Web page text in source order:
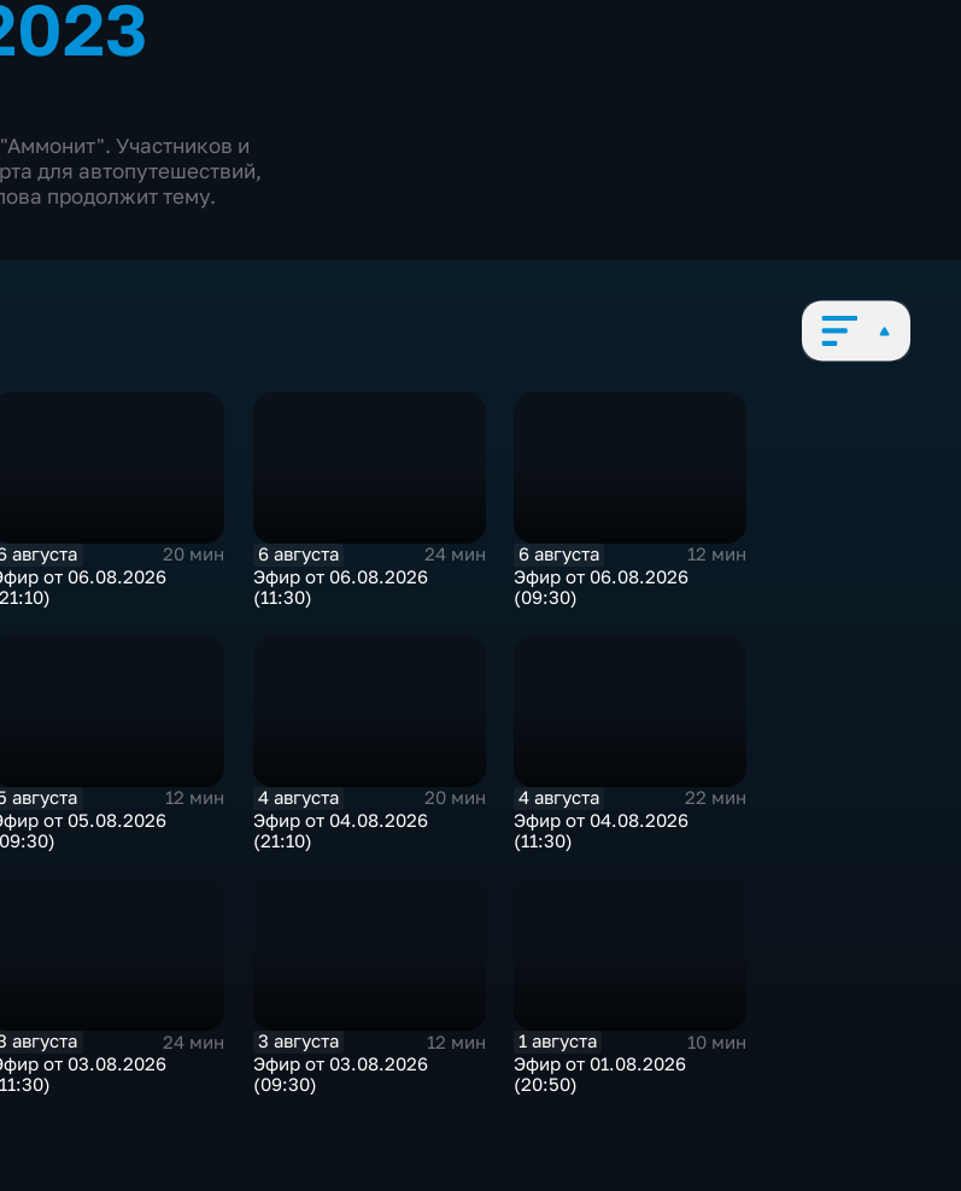
Участников и
для автопутешествий,
продолжит тему.
августа
20 мин
от 06.08.2026
6 августа
24 мин
Эфир от 06.08.2026
(11:30)
6 августа
12 мин
Эфир от 06.08.2026
(09:30)
августа
12 мин
от 05.08.2026
4 августа
20 мин
Эфир от 04.08.2026
(21:10)
4 августа
22 мин
Эфир от 04.08.2026
(11:30)
августа
24 мин
от 03.08.2026
3 августа
12 мин
Эфир от 03.08.2026
(09:30)
1 августа
10 мин
Эфир от 01.08.2026
(20:50)